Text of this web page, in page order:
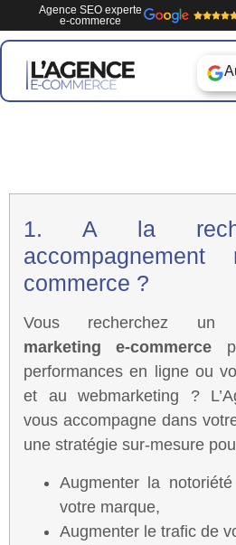
Agence SEO experte
e-commerce
1. A la
commerce ?
Vous recherchez un
marketing e-commerce
performances en ligne ou
et au webmarketing ?
vous accompagne dans
une stratégie sur-mesure
Augmenter la
votre marque,
Augmenter le trafic de